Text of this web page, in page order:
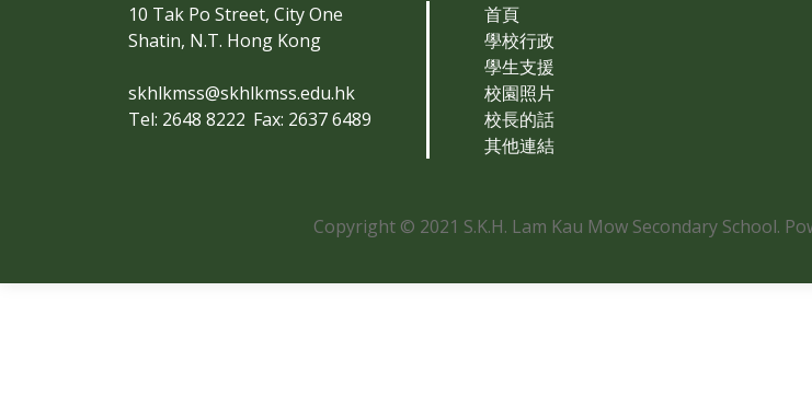
10 Tak Po Street, City One
Shatin, N.T. Hong Kong
skhlkmss@skhlkmss.edu.hk
Tel: 2648 8222 Fax: 2637 6489
首頁
學校行政
學生支援
校園照片
校長的話
其他連結
Copyright © 2021 S.K.H. Lam Kau Mow Secondary School.